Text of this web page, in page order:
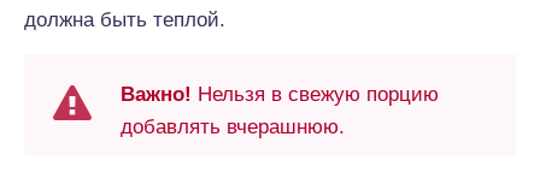
должна быть теплой.
Важно! Нельзя в свежую порцию
добавлять вчерашнюю.